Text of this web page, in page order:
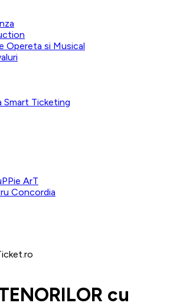
Opereta si Musical
Smart Ticketing
ArT
Concordia
cu